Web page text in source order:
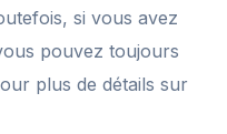
si vous avez
pouvez toujours
plus de détails sur